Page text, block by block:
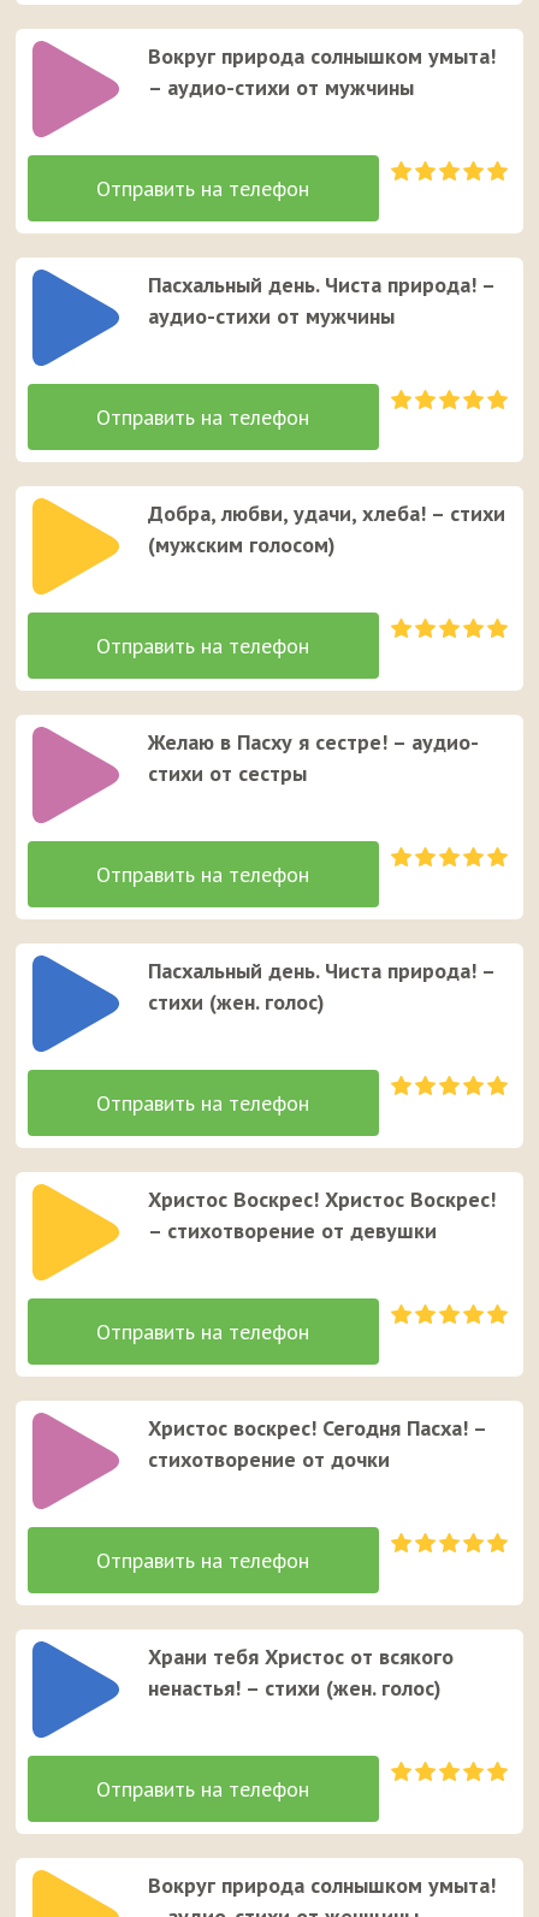
Вокруг природа солнышком умыта!
– аудио-стихи от мужчины
Пасхальный день. Чиста природа! –
аудио-стихи от мужчины
Добра, любви, удачи, хлеба! – стихи
(мужским голосом)
Желаю в Пасху я сестре! – аудио-
стихи от сестры
Пасхальный день. Чиста природа! –
стихи (жен. голос)
Христос Воскрес! Христос Воскрес!
– стихотворение от девушки
Христос воскрес! Сегодня Пасха! –
стихотворение от дочки
Храни тебя Христос от всякого
ненастья! – стихи (жен. голос)
Вокруг природа солнышком умыта!